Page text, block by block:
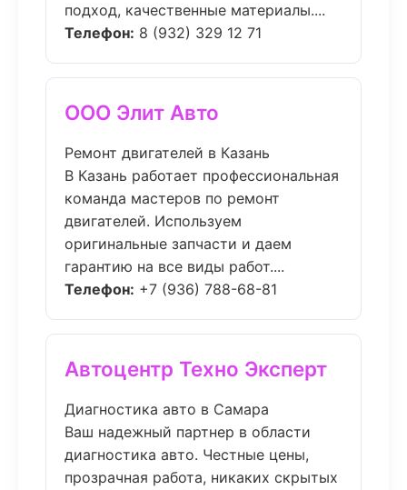
подход, качественные материалы....
Телефон: 8 (932) 329 12 71
ООО Элит Авто
Ремонт двигателей в Казань
В Казань работает профессиональная
команда мастеров по ремонт
двигателей. Используем
оригинальные запчасти и даем
гарантию на все виды работ....
Телефон: +7 (936) 788-68-81
Автоцентр Техно Эксперт
Диагностика авто в Самара
Ваш надежный партнер в области
диагностика авто. Честные цены,
прозрачная работа, никаких скрытых